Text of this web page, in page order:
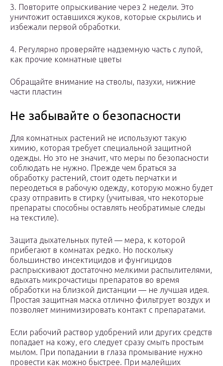
3. Повторите опрыскивание через 2 недели. Это
уничтожит оставшихся жуков, которые скрылись и
избежали первой обработки.
4. Регулярно проверяйте надземную часть с лупой,
как прочие комнатные цветы
Обращайте внимание на стволы, пазухи, нижние
части пластин
Не забывайте о безопасности
Для комнатных растений не используют такую
химию, которая требует специальной защитной
одежды. Но это не значит, что меры по безопасности
соблюдать не нужно. Прежде чем браться за
обработку растений, стоит одеть перчатки и
переодеться в рабочую одежду, которую можно будет
сразу отправить в стирку (учитывая, что некоторые
препараты способны оставлять необратимые следы
на текстиле).
Защита дыхательных путей — мера, к которой
прибегают в комнатах редко. Но поскольку
большинство инсектицидов и фунгицидов
распрыскивают достаточно мелкими распылителями,
вдыхать микрочастицы препаратов во время
обработки на близкой дистанции — не лучшая идея.
Простая защитная маска отлично фильтрует воздух и
позволяет минимизировать контакт с препаратами.
Если рабочий раствор удобрений или других средств
попадает на кожу, его следует сразу смыть простым
мылом. При попадании в глаза промывание нужно
провести как можно быстрее. При малейших